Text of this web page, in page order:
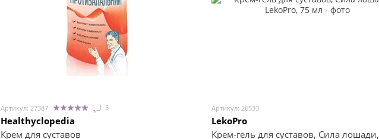
Артикул: 27387 5
Healthyclopedia
Крем для суставов
Артикул: 26533
LekoPro
Крем-гель для суставов, Сила лошади,